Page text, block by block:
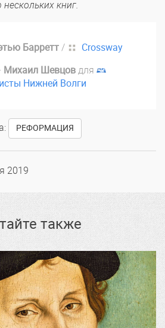
нескольких книг.
Барретт /
Crossway
Михаил Шевцов для
Нижней Волги
РЕФОРМАЦИЯ
2019
также